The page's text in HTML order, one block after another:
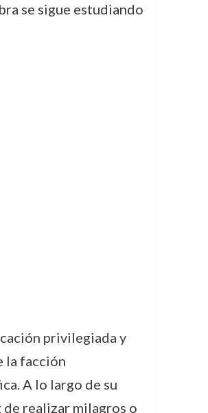
se sigue estudiando
privilegiada y
la facción
A lo largo de su
realizar milagros o